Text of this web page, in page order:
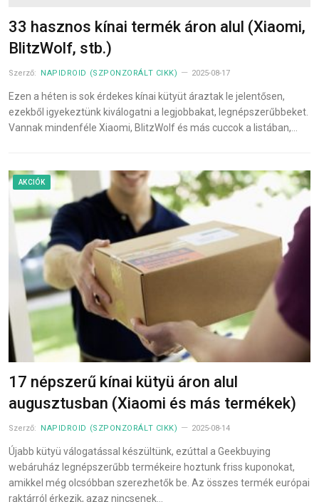
33 hasznos kínai termék áron alul (Xiaomi,
BlitzWolf, stb.)
Szerző: NAPIDROID (SZPONZORÁLT CIKK) 2025-08-17
Ezen a héten is sok érdekes kínai kütyüt áraztak le jelentősen,
ezekből igyekeztünk kiválogatni a legjobbakat, legnépszerűbbeket.
Vannak mindenféle Xiaomi, BlitzWolf és más cuccok a listában,…
AKCIÓK
17 népszerű kínai kütyü áron alul
augusztusban (Xiaomi és más termékek)
Szerző: NAPIDROID (SZPONZORÁLT CIKK) 2025-08-14
Újabb kütyü válogatással készültünk, ezúttal a Geekbuying
webáruház legnépszerűbb termékeire hoztunk friss kuponokat,
amikkel még olcsóbban szerezhetők be. Az összes termék európai
raktárról érkezik, azaz nincsenek…